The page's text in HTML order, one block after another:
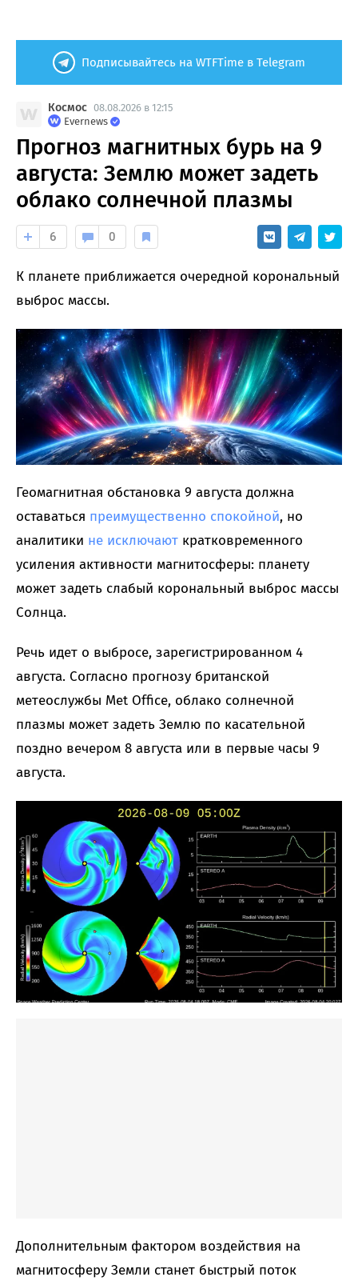
Подписывайтесь на WTFTime в Telegram
Космос 08.08.2026 в 12:15
Evernews
Прогноз магнитных бурь на 9
августа: Землю может задеть
облако солнечной плазмы
6 0
К планете приближается очередной корональный
выброс массы.
Геомагнитная обстановка 9 августа должна
оставаться преимущественно спокойной, но
аналитики не исключают кратковременного
усиления активности магнитосферы: планету
может задеть слабый корональный выброс массы
Солнца.
Речь идет о выбросе, зарегистрированном 4
августа. Согласно прогнозу британской
метеослужбы Met Office, облако солнечной
плазмы может задеть Землю по касательной
поздно вечером 8 августа или в первые часы 9
августа.
Дополнительным фактором воздействия на
магнитосферу Земли станет быстрый поток